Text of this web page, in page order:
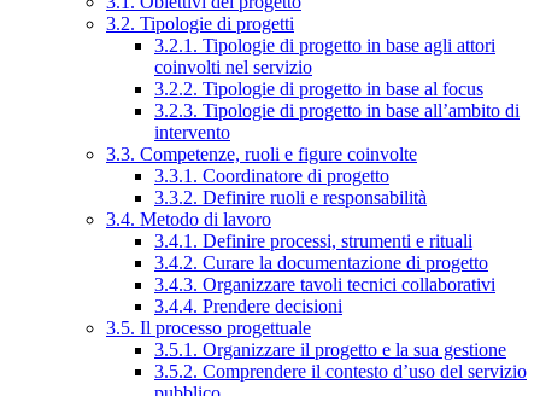
3.2. Tipologie di progetti
3.2.1. Tipologie di progetto in base agli attori
coinvolti nel servizio
3.2.2. Tipologie di progetto in base al focus
3.2.3. Tipologie di progetto in base all’ambito di
intervento
3.3. Competenze, ruoli e figure coinvolte
3.3.1. Coordinatore di progetto
3.3.2. Definire ruoli e responsabilità
3.4. Metodo di lavoro
3.4.1. Definire processi, strumenti e rituali
3.4.2. Curare la documentazione di progetto
3.4.3. Organizzare tavoli tecnici collaborativi
3.4.4. Prendere decisioni
3.5. Il processo progettuale
3.5.1. Organizzare il progetto e la sua gestione
3.5.2. Comprendere il contesto d’uso del servizio